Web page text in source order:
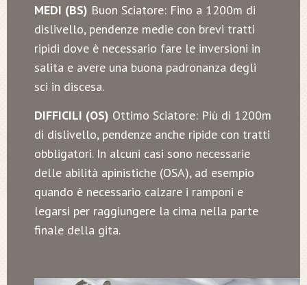
MEDI (BS) Buon Sciatore: Fino a 1200m di
dislivello, pendenze medie con brevi tratti
ripidi dove è necessario fare le inversioni in
salita e avere una buona padronanza degli
sci in discesa.
DIFFICILI (OS) Ottimo Sciatore: Più di 1200m
di dislivello, pendenze anche ripide con tratti
obbligatori. In alcuni casi sono necessarie
delle abilità apinistiche (OSA), ad esempio
quando è necessario calzare i ramponi e
legarsi per raggiungere la cima nella parte
finale della gita.